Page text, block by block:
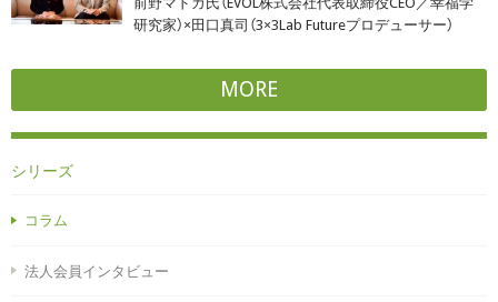
研究家）×田口真司（3×3Lab Futureプロデューサー）
MORE
シリーズ
コラム
法人会員インタビュー